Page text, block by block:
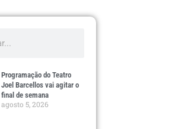
Programação do Teatro
Joel Barcellos vai agitar o
final de semana
agosto 5, 2026